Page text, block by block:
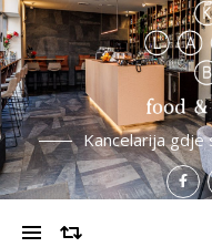
Kancelarija gdje